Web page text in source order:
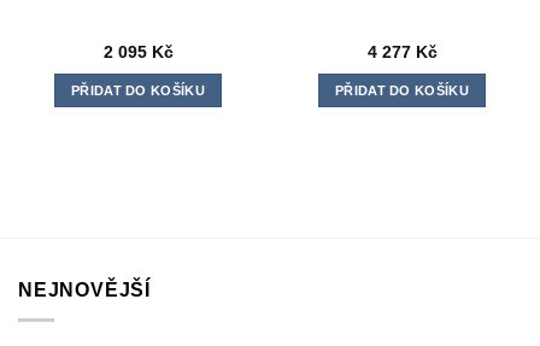
2 095 Kč
PŘIDAT DO KOŠÍKU
4 277 Kč
PŘIDAT DO KOŠÍKU
NEJNOVĚJŠÍ